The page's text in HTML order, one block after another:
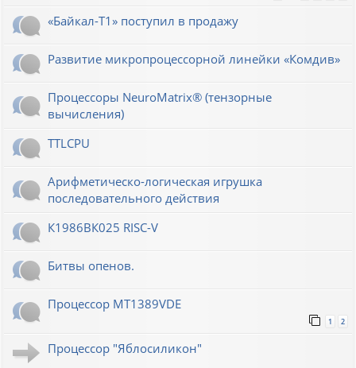
«Байкал-T1» поступил в продажу
Развитие микропроцессорной линейки «Комдив»
Процессоры NeuroMatrix® (тензорные
вычисления)
TTLCPU
Арифметическо-логическая игрушка
последовательного действия
К1986ВК025 RISC-V
Битвы опенов.
Процессор MT1389VDE
1 2
Процессор "Яблосиликон"